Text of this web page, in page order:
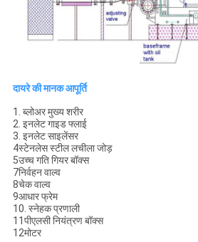
दायरे की मानक आपूर्ति
1. ब्लोअर मुख्य शरीर
2. इनलेट गाइड फ्लाई
3. इनलेट साइलेंसर
4स्टेनलेस स्टील लचीला जोड़
5उच्च गति गियर बॉक्स
7निर्वहन वाल्व
8चेक वाल्व
9आधार फ्रेम
10. स्नेहक प्रणाली
11पीएलसी नियंत्रण बॉक्स
12मोटर